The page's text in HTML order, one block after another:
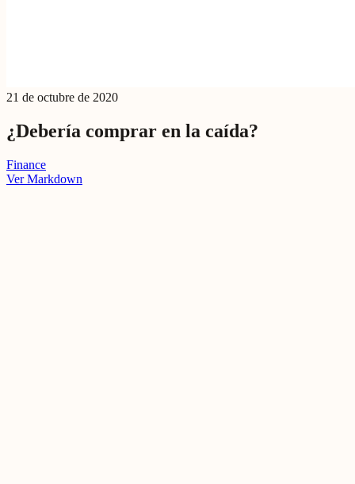
21 de octubre de 2020
¿Debería comprar en la caída?
Finance
Ver Markdown